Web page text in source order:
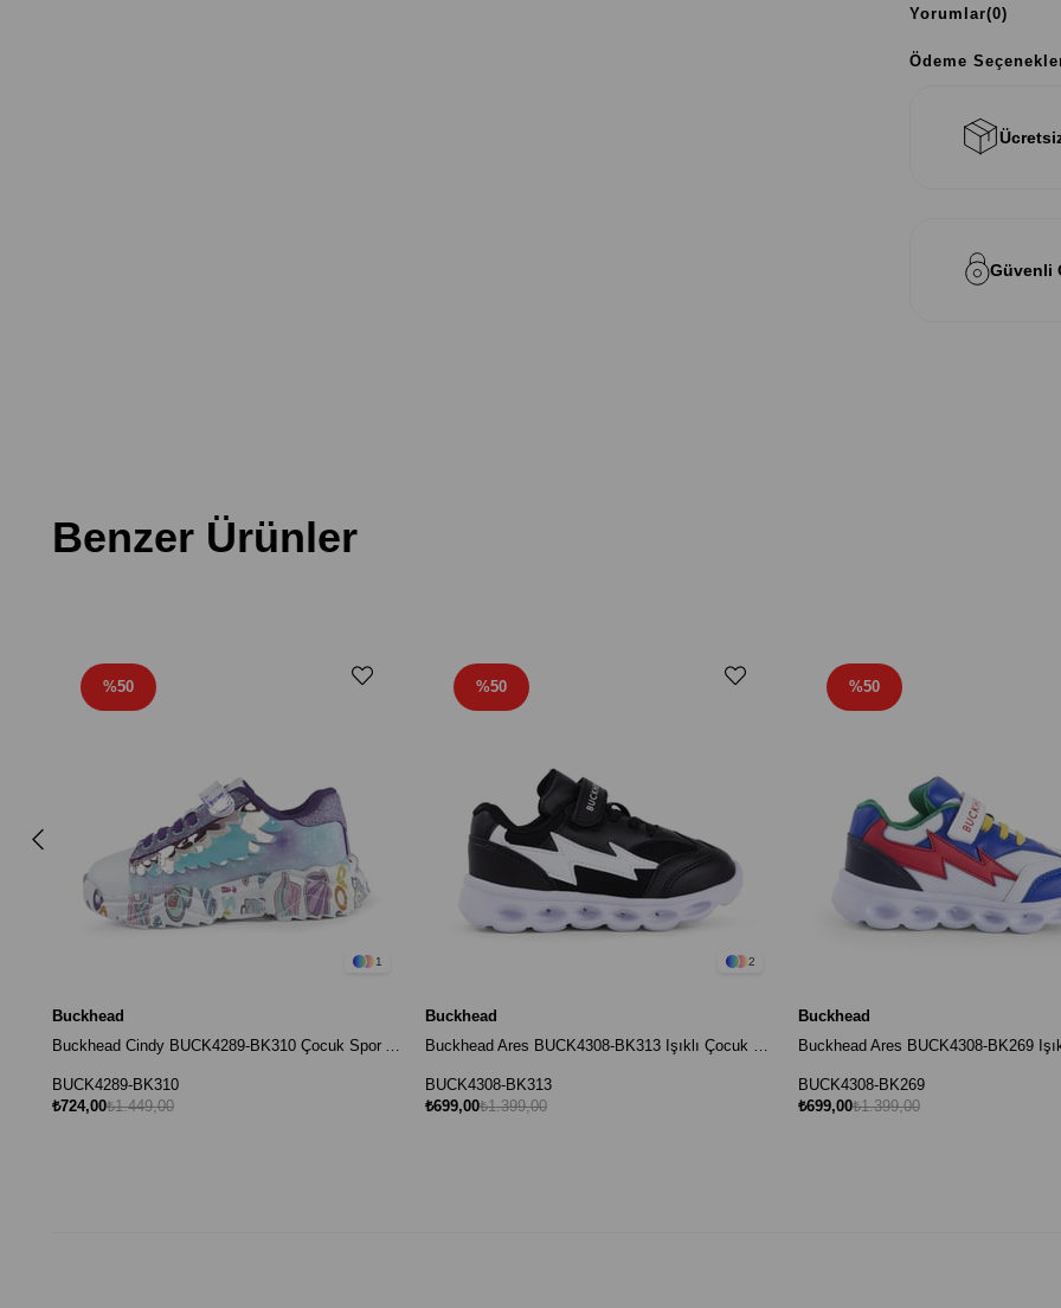
Yorumlar(0)
Ödeme
Güvenli
Benzer Ürünler
1
Buckhead
Buckhead Cindy BUCK4289-BK310 Çocuk Spor Ayakkabı - Lila
BUCK4289-BK310
₺724,00₺1.449,00
%50
2
Buckhead
Buckhead Ares BUCK4308-BK313 Işıklı Çocuk Spor Ayakkabı - Siyah
BUCK4308-BK313
₺699,00₺1.399,00
%50
Buckhead
BUCK4308-BK269
₺699,00₺1.399,00
%50